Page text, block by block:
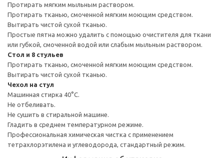
Протирать мягким мыльным раствором.
Протирать тканью, смоченной мягким моющим средством.
Вытирать чистой сухой тканью.
Простые пятна можно удалить с помощью очистителя для ткани
или губкой, смоченной водой или слабым мыльным раствором.
Стол и 8 стульев
Протирать тканью, смоченной мягким моющим средством.
Вытирать чистой сухой тканью.
Чехол на стул
Машинная стирка 40°С.
Не отбеливать.
Не сушить в стиральной машине.
Гладить в среднем температурном режиме.
Профессиональная химическая чистка с применением
тетрахлорэтилена и углеводорода, стандартный режим.